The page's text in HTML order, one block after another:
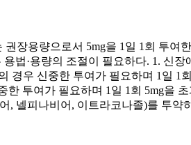
장용량으로서 5mg을 1일 1회 투여
법·용량의 조절이 필요하다. 1. 신
의 경우 신중한 투여가 필요하며 1
한 투여가 필요하며 1일 1회 5mg을
, 넬피나비어, 이트라코나졸)를 투약